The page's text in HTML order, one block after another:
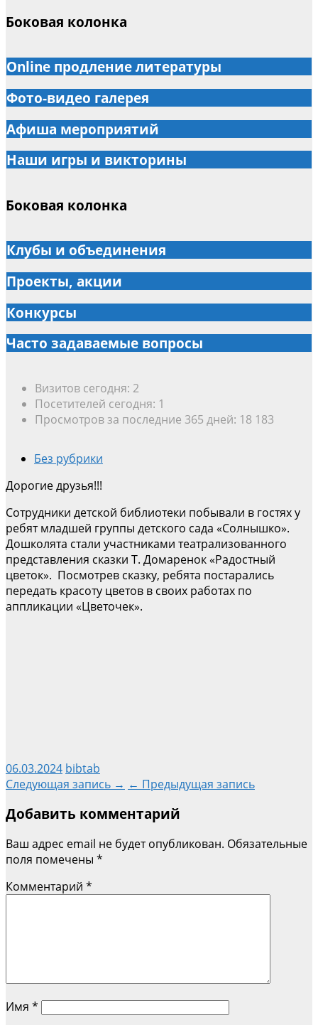
Боковая колонка
Online продление литературы
Фото-видео галерея
Афиша мероприятий
Наши игры и викторины
Боковая колонка
Клубы и объединения
Проекты, акции
Конкурсы
Часто задаваемые вопросы
Визитов сегодня: 2
Посетителей сегодня: 1
Просмотров за последние 365 дней: 18 183
Без рубрики
Дорогие друзья!!!
Сотрудники детской библиотеки побывали в гостях у
ребят младшей группы детского сада «Солнышко».
Дошколята стали участниками театрализованного
представления сказки Т. Домаренок «Радостный
цветок». Посмотрев сказку, ребята постарались
передать красоту цветов в своих работах по
аппликации «Цветочек».
06.03.2024 bibtab
Навигация
по
записям
Следующая запись → ← Предыдущая запись
Добавить комментарий
Ваш адрес email не будет опубликован. Обязательные
поля помечены *
Комментарий *
Имя *